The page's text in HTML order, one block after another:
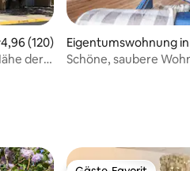
Bewertungen Bewertung: 4,96
4,96 (120)
der
Eigentumswohnung
querque
Schöne, saubere